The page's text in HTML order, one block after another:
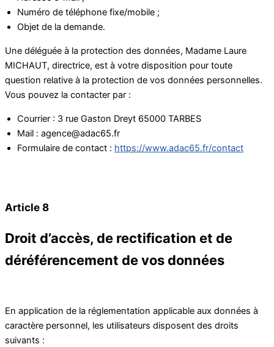
Numéro de téléphone fixe/mobile ;
Objet de la demande.
Une déléguée à la protection des données, Madame Laure
MICHAUT, directrice, est à votre disposition pour toute
question relative à la protection de vos données personnelles.
Vous pouvez la contacter par :
Courrier : 3 rue Gaston Dreyt 65000 TARBES
Mail : agence@adac65.fr
Formulaire de contact : https://www.adac65.fr/contact
Article 8
Droit d’accès, de rectification et de
déréférencement de vos données
En application de la réglementation applicable aux données à
caractère personnel, les utilisateurs disposent des droits
suivants :